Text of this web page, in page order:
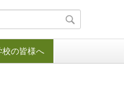
校の皆様へ